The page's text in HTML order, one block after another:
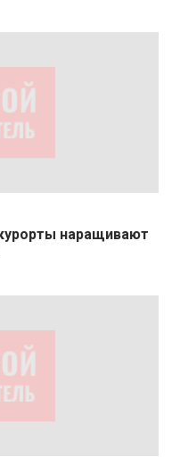
наращивают